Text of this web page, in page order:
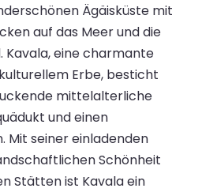
Ägäisküste mit
auf das Meer und die
Kavala, eine charmante
Erbe, besticht
mittelalterliche
und einen
Mit seiner einladenden
Schönheit
Stätten ist Kavala ein